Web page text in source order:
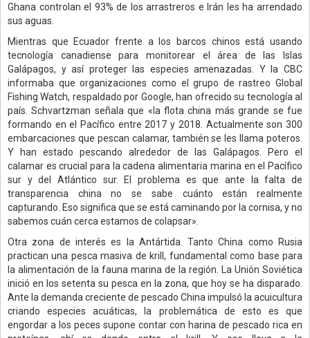
Ghana controlan el 93% de los arrastreros e Irán les ha arrendado
sus aguas.
Mientras que Ecuador frente a los barcos chinos está usando
tecnología canadiense para monitorear el área de las Islas
Galápagos, y así proteger las especies amenazadas. Y la CBC
informaba que organizaciones como el grupo de rastreo Global
Fishing Watch, respaldado por Google, han ofrecido su tecnología al
país. Schvartzman señala que «la flota china más grande se fue
formando en el Pacífico entre 2017 y 2018. Actualmente son 300
embarcaciones que pescan calamar, también se les llama poteros.
Y han estado pescando alrededor de las Galápagos. Pero el
calamar es crucial para la cadena alimentaria marina en el Pacífico
sur y del Atlántico sur. El problema es que ante la falta de
transparencia china no se sabe cuánto están realmente
capturando. Eso significa que se está caminando por la cornisa, y no
sabemos cuán cerca estamos de colapsar».
Otra zona de interés es la Antártida. Tanto China como Rusia
practican una pesca masiva de krill, fundamental como base para
la alimentación de la fauna marina de la región. La Unión Soviética
inició en los setenta su pesca en la zona, que hoy se ha disparado.
Ante la demanda creciente de pescado China impulsó la acuicultura
criando especies acuáticas, la problemática de esto es que
engordar a los peces supone contar con harina de pescado rica en